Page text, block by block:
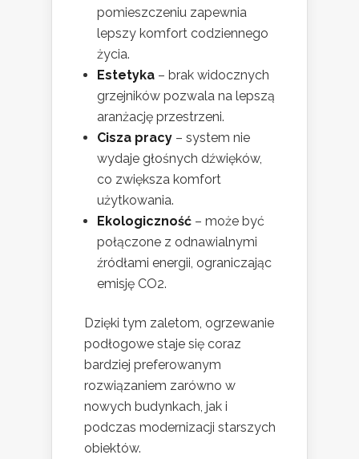
pomieszczeniu zapewnia
lepszy komfort codziennego
życia.
Estetyka – brak widocznych
grzejników pozwala na lepszą
aranżację przestrzeni.
Cisza pracy – system nie
wydaje głośnych dźwięków,
co zwiększa komfort
użytkowania.
Ekologiczność – może być
połączone z odnawialnymi
źródłami energii, ograniczając
emisję CO2.
Dzięki tym zaletom, ogrzewanie
podłogowe staje się coraz
bardziej preferowanym
rozwiązaniem zarówno w
nowych budynkach, jak i
podczas modernizacji starszych
obiektów.